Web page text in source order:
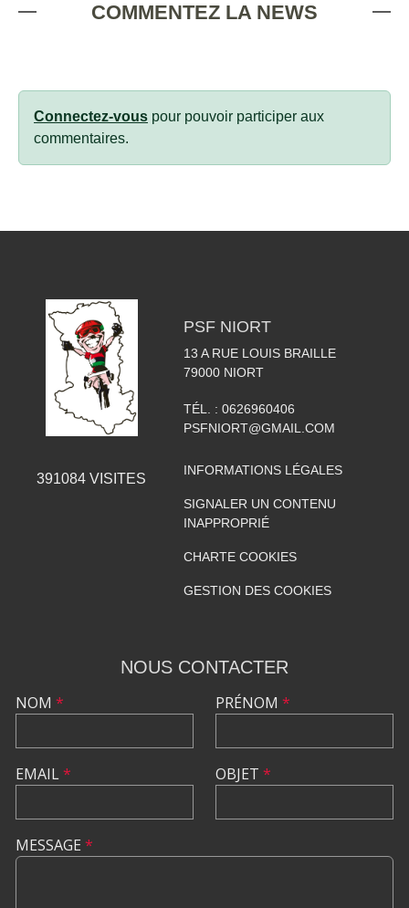
COMMENTEZ LA NEWS
Connectez-vous pour pouvoir participer aux
commentaires.
391084 VISITES
PSF NIORT
13 A RUE LOUIS BRAILLE
79000 NIORT
TÉL. : 0626960406
PSFNIORT@GMAIL.COM
INFORMATIONS LÉGALES
SIGNALER UN CONTENU
INAPPROPRIÉ
CHARTE COOKIES
GESTION DES COOKIES
NOUS CONTACTER
NOM *
EMAIL*
PRÉNOM *
OBJET *
MESSAGE *